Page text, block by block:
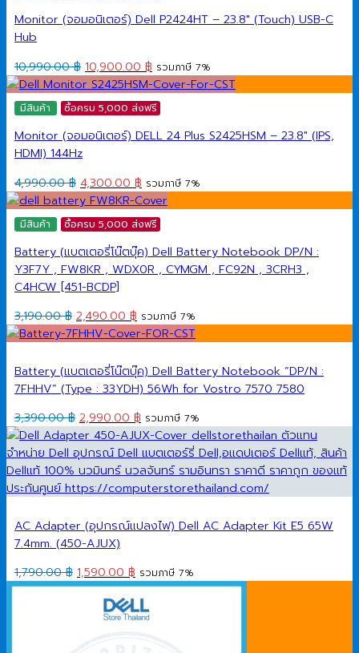
Monitor (จอมอนิเตอร์) Dell P2424HT – 23.8″ (Touch) USB-C
Hub
10,990.00฿ Original
price
was:
10,990.00 ฿.
10,900.00 ฿ Current
price
is:
10,900.00 ฿.
รวมภาษี 7%
มีสินค้า ซื้อครบ 5,000 ส่งฟรี
Monitor (จอมอนิเตอร์) DELL 24 Plus S2425HSM – 23.8″ (IPS,
HDMI) 144Hz
4,990.00฿ Original
price
was:
4,990.00 ฿.
4,300.00 ฿ Current
price
is:
4,300.00 ฿.
รวมภาษี 7%
มีสินค้า ซื้อครบ 5,000 ส่งฟรี
Battery (แบตเตอรี่โน๊ตบุ๊ค) Dell Battery Notebook DP/N :
Y3F7Y , FW8KR , WDX0R , CYMGM , FC92N , 3CRH3 ,
C4HCW [451-BCDP]
3,190.00฿ Original
price
3,190.00 ฿.
2,490.00 ฿ Current
price
2,490.00 ฿.
รวมภาษี 7%
Battery (แบตเตอรี่โน๊ตบุ๊ค) Dell Battery Notebook ”DP/N :
7FHHV” (Type : 33YDH) 56Wh for Vostro 7570 7580
3,390.00฿ Original
price
was:
3,390.00 ฿.
2,990.00 ฿ Current
price
is:
2,990.00 ฿.
รวมภาษี 7%
AC Adapter (อุปกรณ์แปลงไฟ) Dell AC Adapter Kit E5 65W
7.4mm. (450-AJUX)
1,790.00฿ Original
price
1,790.00 ฿.
1,590.00 ฿ Current
price
is:
1,590.00 ฿.
รวมภาษี 7%